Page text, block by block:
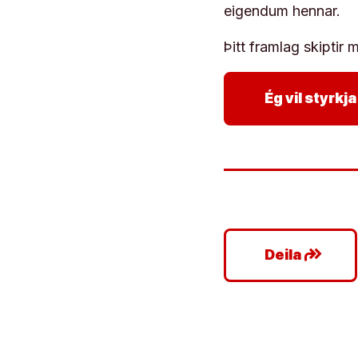
eigendum hennar.
Þitt framlag skiptir
Ég vil
Deilagoogle_plus_reshare